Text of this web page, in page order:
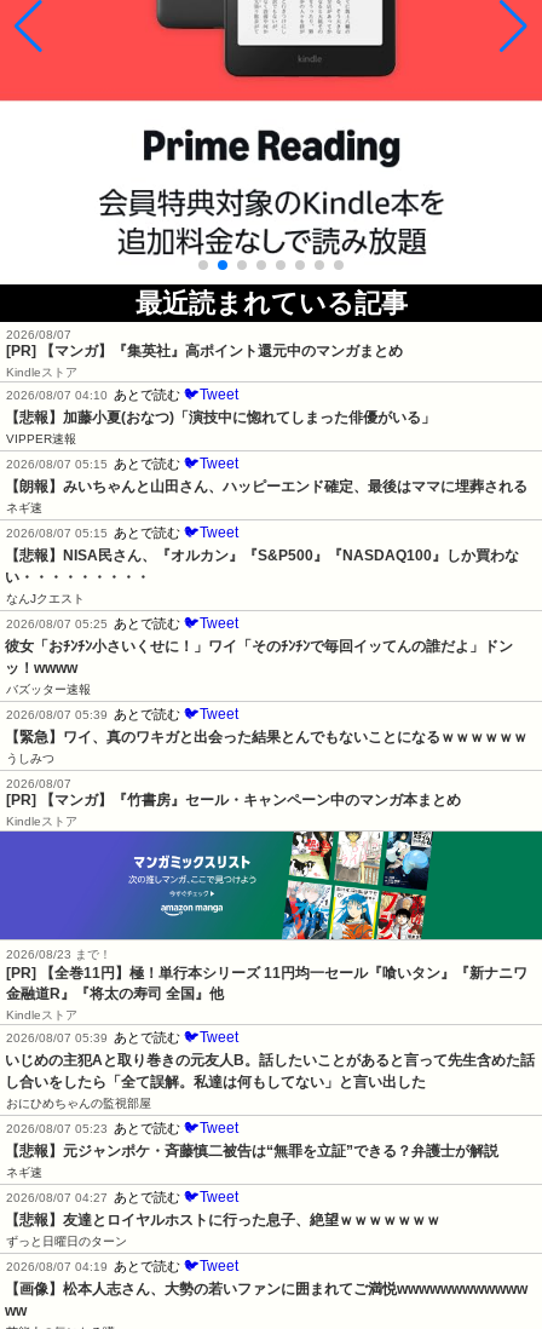
最近読まれている記事
2026/08/07
[PR] 【マンガ】『集英社』高ポイント還元中のマンガまとめ
Kindleストア
2026/08/07 04:10
あとで読む 🐦Tweet
【悲報】加藤小夏(おなつ)「演技中に惚れてしまった俳優がいる」
VIPPER速報
2026/08/07 05:15
あとで読む 🐦Tweet
【朗報】みいちゃんと山田さん、ハッピーエンド確定、最後はママに埋葬される
ネギ速
2026/08/07 05:15
あとで読む 🐦Tweet
【悲報】NISA民さん、『オルカン』『S&P500』『NASDAQ100』しか買わな
い・・・・・・・・・
なんJクエスト
2026/08/07 05:25
あとで読む 🐦Tweet
彼女「おﾁﾝﾁﾝ小さいくせに！」ワイ「そのﾁﾝﾁﾝで毎回イッてんの誰だよ」ドン
ッ！wwww
バズッター速報
2026/08/07 05:39
あとで読む 🐦Tweet
【緊急】ワイ、真のワキガと出会った結果とんでもないことになるｗｗｗｗｗｗ
うしみつ
2026/08/07
[PR] 【マンガ】『竹書房』セール・キャンペーン中のマンガ本まとめ
Kindleストア
2026/08/23 まで！
[PR]
【全巻11円】極！単行本シリーズ 11円均一セール『喰いタン』『新ナニワ
金融道R』『将太の寿司 全国』他
Kindleストア
2026/08/07 05:39 あとで読む 🐦Tweet
いじめの主犯Aと取り巻きの元友人B。話したいことがあると言って先生含めた話
し合いをしたら「全て誤解。私達は何もしてない」と言い出した
おにひめちゃんの監視部屋
2026/08/07 05:23 あとで読む 🐦Tweet
【悲報】元ジャンポケ・斉藤慎二被告は“無罪を立証”できる？弁護士が解説
ネギ速
2026/08/07 04:27 あとで読む 🐦Tweet
【悲報】友達とロイヤルホストに行った息子、絶望ｗｗｗｗｗｗｗ
ずっと日曜日のターン
2026/08/07 04:19 あとで読む 🐦Tweet
【画像】松本人志さん、大勢の若いファンに囲まれてご満悦wwwwwwwwwwww
ww